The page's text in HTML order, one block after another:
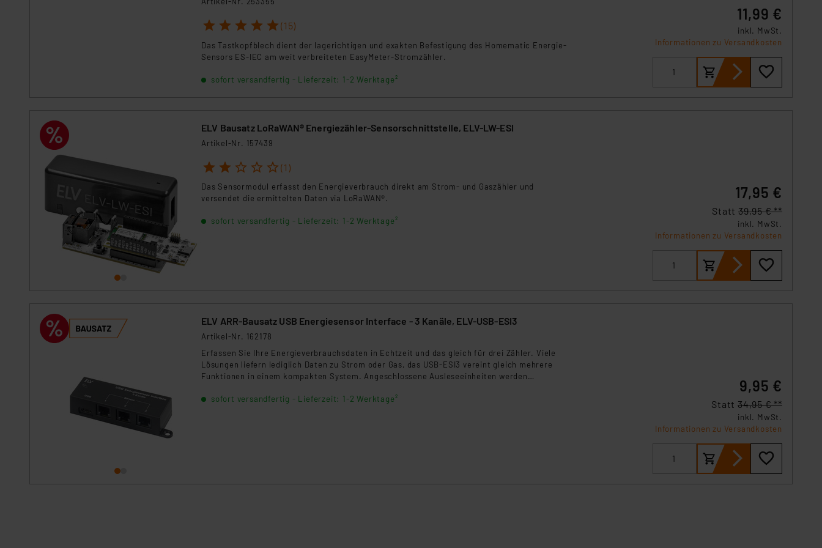
Kommission sowie einer eigenen Beurteilung der mit der Datenübermittlung, insbesondere der Art der übermittelten
Daten, verbundenen Risiken.“
Impressum|Datenschutzerklärung
1 2 3 4 5 (15)
Das Tastkopfblech dient der lagerichtigen und exakten Befestigung des Homematic Energie-
Sensors ES-IEC am weit verbreiteten EasyMeter-Stromzähler.
sofort versandfertig - Lieferzeit: 1-2 Werktage²
11,99 €
inkl. MwSt.
Informationen zu Versandkosten
ELV Bausatz LoRaWAN® Energiezähler-Sensorschnittstelle, ELV-LW-ESI
Artikel-Nr. 157439
1 2 3 4 5 (1)
Das Sensormodul erfasst den Energieverbrauch direkt am Strom- und Gaszähler und
versendet die ermittelten Daten via LoRaWAN®.
sofort versandfertig - Lieferzeit: 1-2 Werktage²
17,95 €
Statt 39,95 € **
inkl. MwSt.
Informationen zu Versandkosten
ELV ARR-Bausatz USB Energiesensor Interface - 3 Kanäle, ELV-USB-ESI3
Artikel-Nr. 162178
Erfassen Sie Ihre Energieverbrauchsdaten in Echtzeit und das gleich für drei Zähler. Viele
Lösungen liefern lediglich Daten zu Strom oder Gas, das USB-ESI3 vereint gleich mehrere
Funktionen in einem kompakten System. Angeschlossene Ausleseeinheiten werden
transparente Energiekostenkontrolle. Hinweis: Hierbei handelt es sich um einen Bausatz, der
sofort versandfertig - Lieferzeit: 1-2 Werktage²
9,95 €
Statt 34,95 € **
inkl. MwSt.
Informationen zu Versandkosten